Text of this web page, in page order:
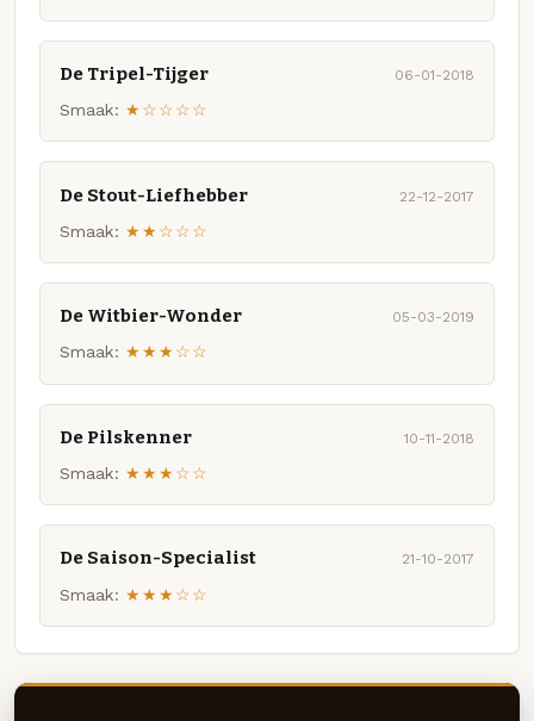
De Tripel-Tijger 06-01-2018
Smaak: ★☆☆☆☆
De Stout-Liefhebber 22-12-2017
Smaak: ★★☆☆☆
De Witbier-Wonder 05-03-2019
Smaak: ★★★☆☆
De Pilskenner 10-11-2018
Smaak: ★★★☆☆
De Saison-Specialist 21-10-2017
Smaak: ★★★☆☆